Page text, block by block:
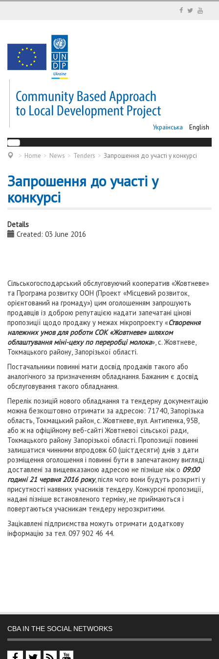
Українська English
Home News Tenders Запрошення до участі у конкурсі
Запрошення до участі у
конкурсі
Details
Created: 03 June 2016
Сільськогосподарський обслуговуючий кооператив «Жовтневе»
та Програма розвитку ООН (Проект «Місцевий розвиток,
орієнтований на громаду») цим оголошенням запрошують
продавців із доброю репутацією надати запечатані цінові
пропозиції щодо продажу у межах мікропроекту «Створення
належних умов для роботи СОК «Жовтневе» шляхом
облаштування міні-цеху по переробці молока», с. Жовтневе,
Токмацького району, Запорізької області.
Постачальники повинні мати досвід продажів такого або
аналогічного за призначенням обладнання. Бажаним є досвід
обслуговування такого обладнання.
Перелік позицій нового обладнання та тендерну документацію
можна безкоштовно отримати за адресою: 71740, Запорізька
область, Токмацький район, с. Жовтневе, вул. Антипенка, 95В,
або ж на офіційному веб-сайті Жовтневої сільської ради,
Токмацького району Запорізької області. Пропозиції повинні
залишатися чинними впродовж 60 (шістдесяти) днів з дати
розміщення оголошення і повинні бути в запечатаному вигляді
доставлені за вищевказаною адресою не пізніше ніж о 09:00
годині 21 червня 2016 року, після чого вони будуть розкриті у
присутності наявних учасників тендеру. Конкурсні пропозиції,
надані пізніше встановленого терміну, не приймаються і
повертаються учасникам тендеру нерозкритими.
Зацікавлені підприємства можуть отримати додаткову
інформацію за тел. 097 902 46 44.
CBA IN THE SOCIAL NETWORKS